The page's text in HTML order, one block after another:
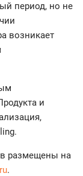
период, но не
возникает
и
размещены на
.